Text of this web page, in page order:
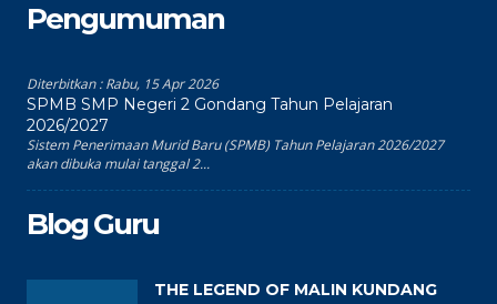
Pengumuman
Diterbitkan :Rabu, 15 Apr 2026
SPMB SMP Negeri 2 Gondang Tahun Pelajaran
2026/2027
Sistem Penerimaan Murid Baru (SPMB) Tahun Pelajaran 2026/2027
akan dibuka mulai tanggal 2...
Blog Guru
THE LEGEND OF MALIN KUNDANG